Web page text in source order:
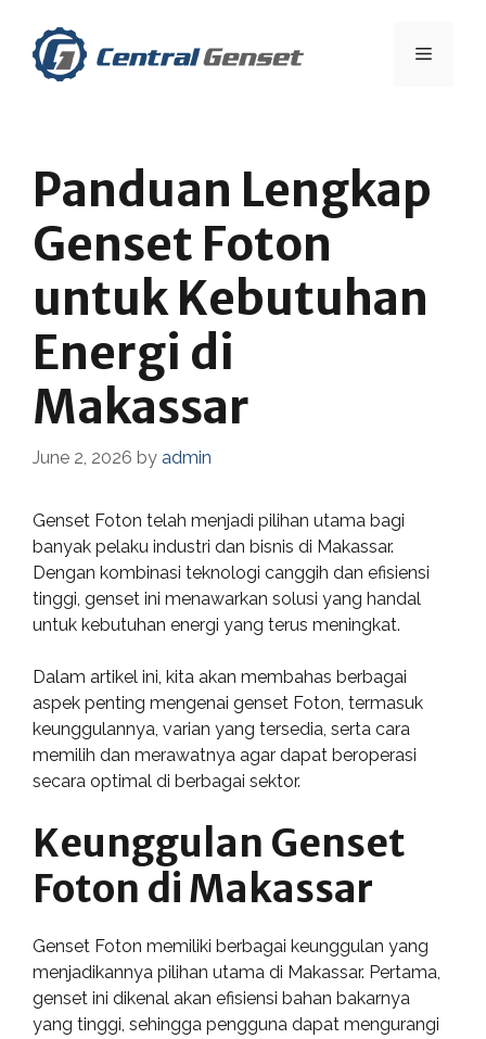
content
Menu
Panduan Lengkap
Genset Foton
untuk Kebutuhan
Energi di
Makassar
June 2, 2026 by admin
Genset Foton telah menjadi pilihan utama bagi
banyak pelaku industri dan bisnis di Makassar.
Dengan kombinasi teknologi canggih dan efisiensi
tinggi, genset ini menawarkan solusi yang handal
untuk kebutuhan energi yang terus meningkat.
Dalam artikel ini, kita akan membahas berbagai
aspek penting mengenai genset Foton, termasuk
keunggulannya, varian yang tersedia, serta cara
memilih dan merawatnya agar dapat beroperasi
secara optimal di berbagai sektor.
Keunggulan Genset
Foton di Makassar
Genset Foton memiliki berbagai keunggulan yang
menjadikannya pilihan utama di Makassar. Pertama,
genset ini dikenal akan efisiensi bahan bakarnya
yang tinggi, sehingga pengguna dapat mengurangi